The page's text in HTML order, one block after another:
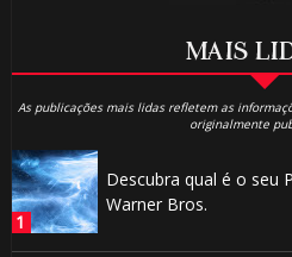
MAIS
As publicações mais lidas refletem as
originalmente
Descubra qual é o seu
Warner Bros.